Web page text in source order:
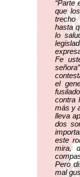
“Parte
que
trecho
hasta
lo
Fe
el
contra
más y
lleva
dos
este
mira,
Pero
mal